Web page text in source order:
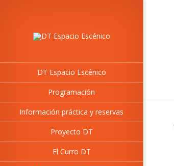
DT Espacio Escénico
Programación
Información práctica y reservas
Proyecto DT
El Curro DT